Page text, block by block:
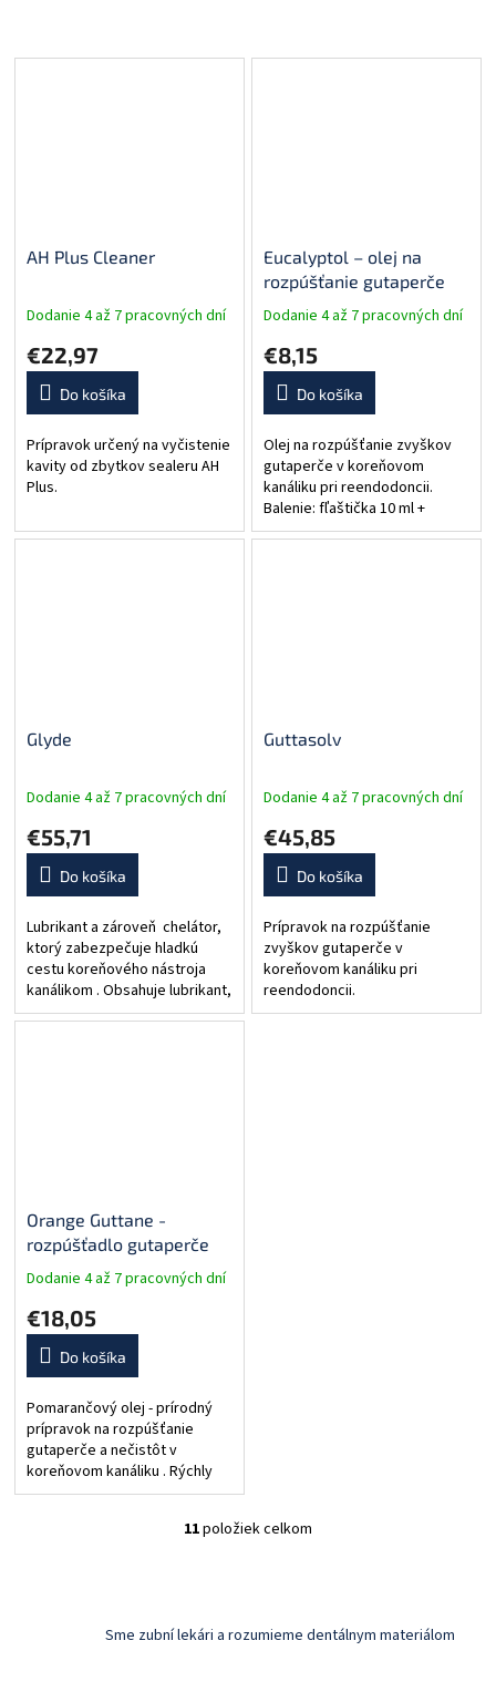
AH Plus Cleaner
Dodanie 4 až 7 pracovných dní
€22,97
Do košíka
Prípravok určený na vyčistenie
kavity od zbytkov sealeru AH
Plus.
Eucalyptol – olej na
rozpúšťanie gutaperče
Dodanie 4 až 7 pracovných dní
€8,15
Do košíka
Olej na rozpúšťanie zvyškov
gutaperče v koreňovom
kanáliku pri reendodoncii.
Balenie: fľaštička 10 ml +
balenie jednorazových pipiet.
Glyde
Dodanie 4 až 7 pracovných dní
€55,71
Do košíka
Lubrikant a zároveň chelátor,
ktorý zabezpečuje hladkú
cestu koreňového nástroja
kanálikom . Obsahuje lubrikant,
EDTA, karbamid peroxidu.
Guttasolv
Dodanie 4 až 7 pracovných dní
€45,85
Do košíka
Prípravok na rozpúšťanie
zvyškov gutaperče v
koreňovom kanáliku pri
reendodoncii.
Orange Guttane -
rozpúšťadlo gutaperče
Dodanie 4 až 7 pracovných dní
€18,05
Do košíka
Pomarančový olej - prírodný
prípravok na rozpúšťanie
gutaperče a nečistôt v
koreňovom kanáliku . Rýchly
účinok, Jednoduché
O
a
11položiek celkom
Sme zubní lekári a rozumieme dentálnym materiálom